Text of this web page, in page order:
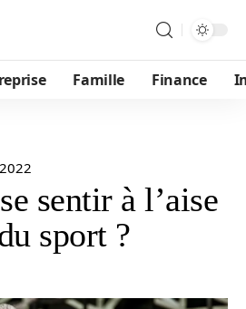
Famille Finance
sentir à l’aise
sport ?